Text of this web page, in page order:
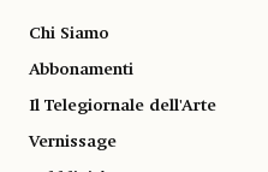
Chi Siamo
Abbonamenti
Il Telegiornale dell'Arte
Vernissage